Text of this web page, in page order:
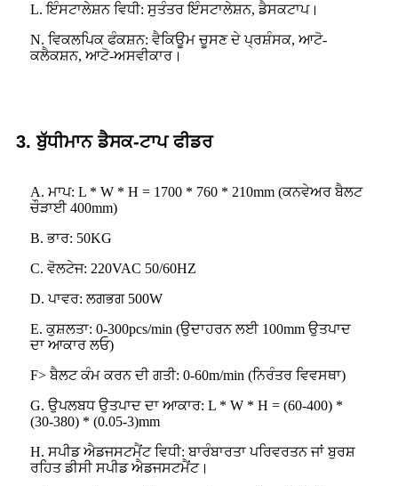
L. ਇੰਸਟਾਲੇਸ਼ਨ ਵਿਧੀ: ਸੁਤੰਤਰ ਇੰਸਟਾਲੇਸ਼ਨ, ਡੈਸਕਟਾਪ।
N. ਵਿਕਲਪਿਕ ਫੰਕਸ਼ਨ: ਵੈਕਿਊਮ ਚੂਸਣ ਦੇ ਪ੍ਰਸ਼ੰਸਕ, ਆਟੋ-
ਕਲੈਕਸ਼ਨ, ਆਟੋ-ਅਸਵੀਕਾਰ।
3. ਬੁੱਧੀਮਾਨ ਡੈਸਕ-ਟਾਪ ਫੀਡਰ
A. ਮਾਪ: L * W * H = 1700 * 760 * 210mm (ਕਨਵੇਅਰ ਬੈਲਟ
ਚੌੜਾਈ 400mm)
B. ਭਾਰ: 50KG
C. ਵੋਲਟੇਜ: 220VAC 50/60HZ
D. ਪਾਵਰ: ਲਗਭਗ 500W
E. ਕੁਸ਼ਲਤਾ: 0-300pcs/min (ਉਦਾਹਰਨ ਲਈ 100mm ਉਤਪਾਦ
ਦਾ ਆਕਾਰ ਲਓ)
F> ਬੈਲਟ ਕੰਮ ਕਰਨ ਦੀ ਗਤੀ: 0-60m/min (ਨਿਰੰਤਰ ਵਿਵਸਥਾ)
G. ਉਪਲਬਧ ਉਤਪਾਦ ਦਾ ਆਕਾਰ: L * W * H = (60-400) *
(30-380) * (0.05-3)mm
H. ਸਪੀਡ ਐਡਜਸਟਮੈਂਟ ਵਿਧੀ: ਬਾਰੰਬਾਰਤਾ ਪਰਿਵਰਤਨ ਜਾਂ ਬੁਰਸ਼
ਰਹਿਤ ਡੀਸੀ ਸਪੀਡ ਐਡਜਸਟਮੈਂਟ।